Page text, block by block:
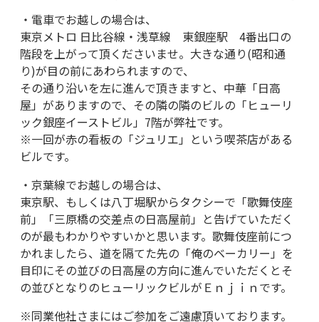
・電車でお越しの場合は、
東京メトロ 日比谷線・浅草線 東銀座駅 4番出口の
階段を上がって頂くださいませ。大きな通り(昭和通
り)が目の前にあわられますので、
その通り沿いを左に進んで頂きますと、中華「日高
屋」がありますので、その隣の隣のビルの「ヒューリ
ック銀座イーストビル」7階が弊社です。
※一回が赤の看板の「ジュリエ」という喫茶店がある
ビルです。
・京葉線でお越しの場合は、
東京駅、もしくは八丁堀駅からタクシーで「歌舞伎座
前」「三原橋の交差点の日高屋前」と告げていただく
のが最もわかりやすいかと思います。歌舞伎座前につ
かれましたら、道を隔てた先の「俺のベーカリー」を
目印にその並びの日高屋の方向に進んでいただくとそ
の並びとなりのヒューリックビルがＥｎｊｉｎです。
※同業他社さまにはご参加をご遠慮頂いております。